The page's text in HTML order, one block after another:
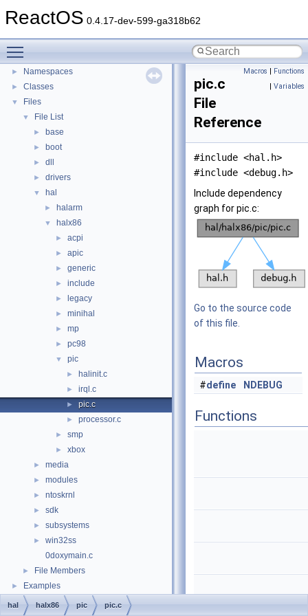
ReactOS 0.4.17-dev-599-ga318b62
►
General Information
Todo List
Deprecated List
►
► Namespaces
► Classes
▼ Files
▼ File List
► base
► boot
► dll
► drivers
▼ hal
► halarm
▼ halx86
► acpi
► apic
► generic
► include
► legacy
► minihal
► mp
► pc98
▼ pic
► halinit.c
► irql.c
► pic.c
► processor.c
► smp
► xbox
► media
► modules
► ntoskrnl
► sdk
► subsystems
►
win32ss
0doxymain.c
► File Members
► Examples
Macros | Functions
| Variables
pic.c
File
Reference
#include <hal.h>
#include <debug.h>
Include dependency
graph for pic.c:
Go to the source code
of this file.
Macros
#define NDEBUG
Functions
hal halx86 pic pic.c